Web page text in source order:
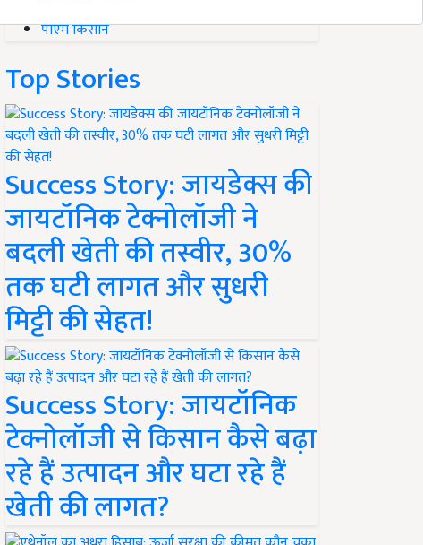
पीएम किसान
Top Stories
Success Story: जायडेक्स की
जायटॉनिक टेक्नोलॉजी ने
बदली खेती की तस्वीर, 30%
तक घटी लागत और सुधरी
मिट्टी की सेहत!
Success Story: जायटॉनिक
टेक्नोलॉजी से किसान कैसे बढ़ा
रहे हैं उत्पादन और घटा रहे हैं
खेती की लागत?